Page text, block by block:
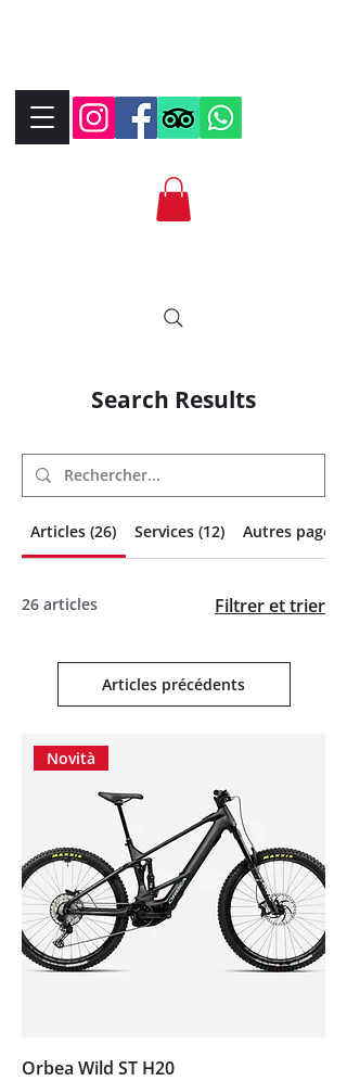
Search Results
Articles (26) Services (12) Autres pages
26 articles Filtrer et trier
Articles précédents
Novità
Orbea Wild ST H20